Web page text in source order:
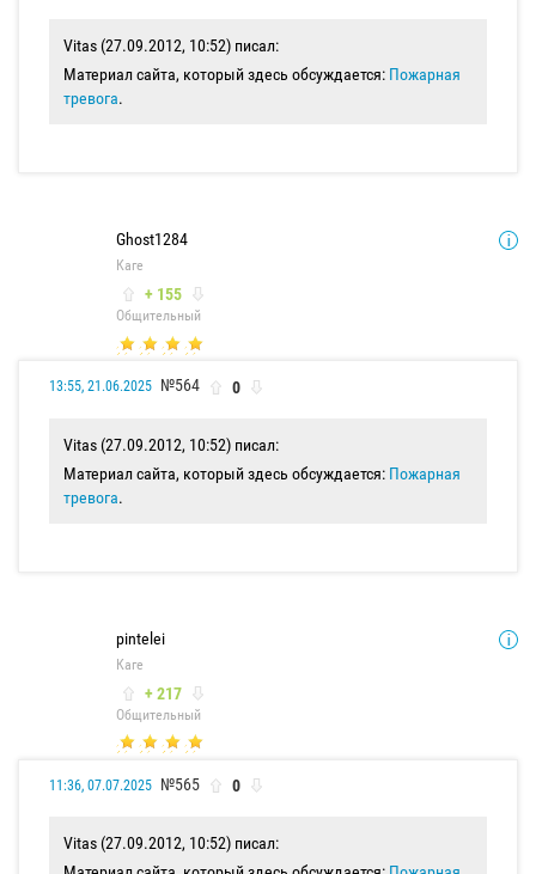
Vitas (27.09.2012, 10:52) писал:
Материал сайта, который здесь обсуждается: Пожарная
тревога.
Ghost1284
Каге
+ 155
Общительный
13:55, 21.06.2025 №564 0
Vitas (27.09.2012, 10:52) писал:
Материал сайта, который здесь обсуждается: Пожарная
тревога.
pintelei
Каге
+ 217
Общительный
11:36, 07.07.2025 №565 0
Vitas (27.09.2012, 10:52) писал: